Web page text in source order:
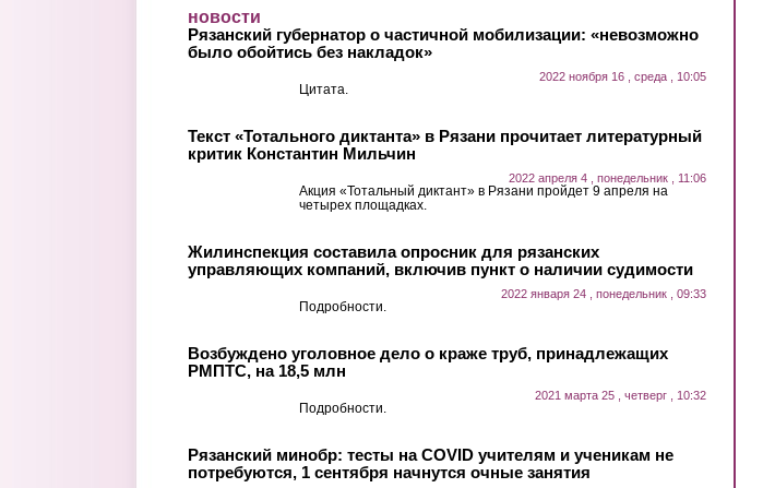
новости
Рязанский губернатор о частичной мобилизации: «невозможно
было обойтись без накладок»
2022 ноября 16 , среда , 10:05
Цитата.
Текст «Тотального диктанта» в Рязани прочитает литературный
критик Константин Мильчин
2022 апреля 4 , понедельник , 11:06
Акция «Тотальный диктант» в Рязани пройдет 9 апреля на
четырех площадках.
Жилинспекция составила опросник для рязанских
управляющих компаний, включив пункт о наличии судимости
2022 января 24 , понедельник , 09:33
Подробности.
Возбуждено уголовное дело о краже труб, принадлежащих
РМПТС, на 18,5 млн
2021 марта 25 , четверг , 10:32
Подробности.
Рязанский минобр: тесты на COVID учителям и ученикам не
потребуются, 1 сентября начнутся очные занятия